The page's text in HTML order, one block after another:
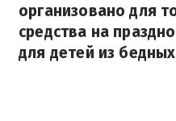
организовано для
средства на
для детей из